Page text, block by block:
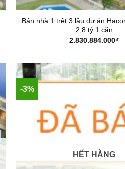
Bán nhà 1 trệt 3 lầu dự án
2,8 tỷ 1 căn
2.830.884.000₫
-3%
HẾT HÀNG